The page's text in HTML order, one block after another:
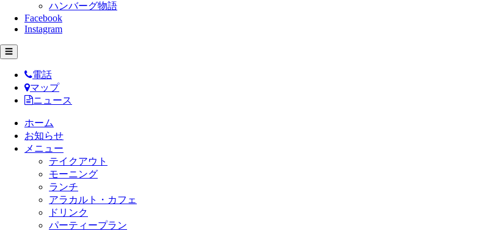
ハンバーグ物語
Facebook
Instagram
☰
電話
マップ
ニュース
ホーム
お知らせ
メニュー
テイクアウト
モーニング
ランチ
アラカルト・カフェ
ドリンク
パーティープラン